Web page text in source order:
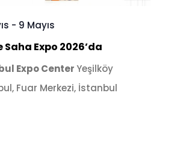
- 9 Mayıs
Saha Expo 2026’da
Expo CenterYeşilköy
Fuar Merkezi, İstanbul